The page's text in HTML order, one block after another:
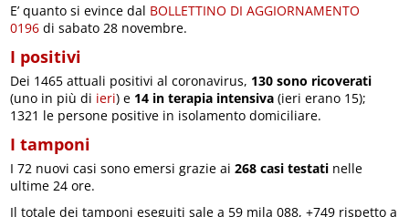
E’ quanto si evince dal BOLLETTINO DI AGGIORNAMENTO
0196 di sabato 28 novembre.
I positivi
Dei 1465 attuali positivi al coronavirus, 130 sono ricoverati
(uno in più di ieri) e 14 in terapia intensiva (ieri erano 15);
1321 le persone positive in isolamento domiciliare.
I tamponi
I 72 nuovi casi sono emersi grazie ai268 casi testati nelle
ultime 24 ore.
Il totale dei tamponi eseguiti sale a 59 mila 088, +749 rispetto a